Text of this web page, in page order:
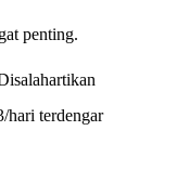
penting.
hari terdengar